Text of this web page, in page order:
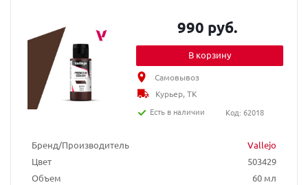
Бренд/Производитель
Vallejo
Цвет
503429
Объем
60 мл
990 руб.
В корзину
Самовывоз
Курьер, ТК
Есть в наличии
Код: 62018